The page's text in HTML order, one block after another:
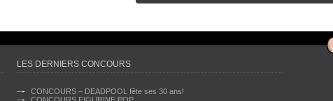
LES DERNIERS CONCOURS
CONCOURS – DEADPOOL fête ses 30 ans!